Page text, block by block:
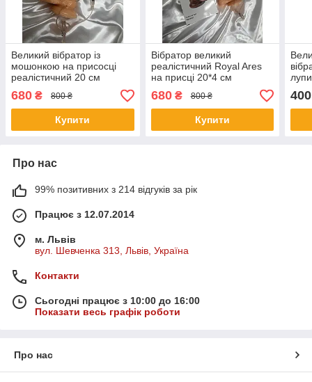
Великий вібратор із
мошонкою на присосці
реалістичний 20 см
680 ₴ 800 ₴
Купити
Вібратор великий
реалістичний Royal Ares
на присці 20*4 см
680₴ 800 ₴
Купити
400
Про нас
99% позитивних з 214 відгуків за рік
Працює з 12.07.2014
м. Львів
вул. Шевченка 313, Львів, Україна
Контакти
Сьогодні працює з 10:00 до 16:00
Показати весь графік роботи
Про нас